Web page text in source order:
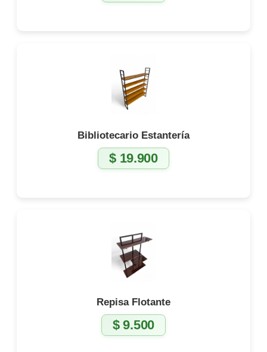
Bibliotecario Estantería
$19.900
Repisa Flotante
$9.500